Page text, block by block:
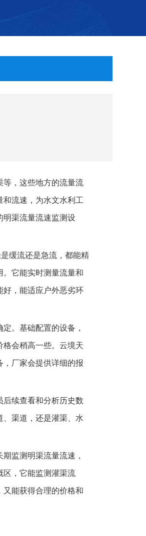
等，这些地方的流量流
流速，为水文水利工
明渠流量流速监测设
缓流还是急流，都能精
它能实时测量流量和
好，能适应户外恶劣环
。基础配置的设备，
会稍高一些。云境天
厂家会提供详细的报
续查看和分析历史数
渠道，还是灌渠、水
监测明渠流量流速，
区，它能监测灌渠流
能获得合理的价格和